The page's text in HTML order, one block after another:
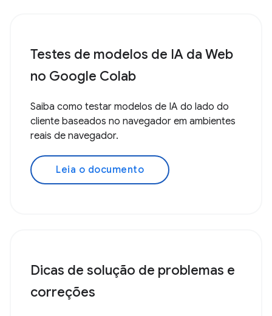
Testes de modelos de IA da Web
no Google Colab
Saiba como testar modelos de IA do lado do
cliente baseados no navegador em ambientes
reais de navegador.
Leia o documento
Dicas de solução de problemas e
correções